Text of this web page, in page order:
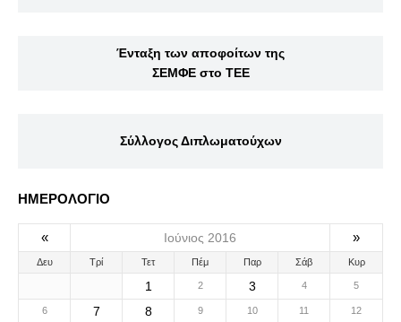
Ένταξη των αποφοίτων της
ΣΕΜΦΕ στο ΤΕΕ
Σύλλογος Διπλωματούχων
ΗΜΕΡΟΛΟΓΙΟ
« Ιούνιος 2016 »
Δευ Τρί Τετ Πέμ Παρ Σάβ Κυρ
1 2 3 4 5
6 7 8 9 10 11 12